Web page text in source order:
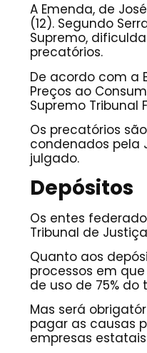
A Emenda, de
(12). Segundo
Supremo,
precatórios.
De acordo com a
Preços ao
Supremo Tribunal
Os precatórios
condenados pela
julgado.
Depósitos
Os entes
Tribunal de
Quanto aos
processos em
de uso de 75%
Mas será
pagar as causas
empresas